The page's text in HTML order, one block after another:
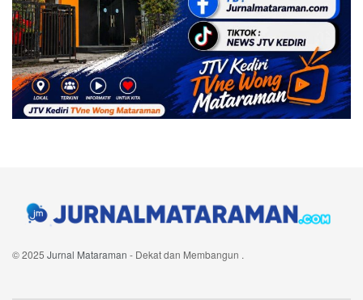
© 2025 Jurnal Mataraman - Dekat dan Membangun .